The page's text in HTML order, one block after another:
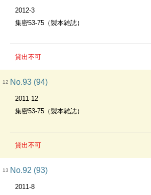
2012-3
集密53-75（製本雑誌）
貸出不可
12 No.93 (94)
2011-12
集密53-75（製本雑誌）
貸出不可
13 No.92 (93)
2011-8